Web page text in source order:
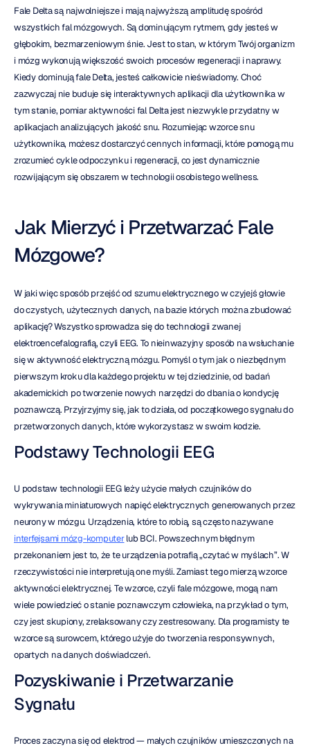
Fale Delta są najwolniejsze i mają najwyższą amplitudę spośród
wszystkich fal mózgowych. Są dominującym rytmem, gdy jesteś w
głębokim, bezmarzeniowym śnie. Jest to stan, w którym Twój organizm
i mózg wykonują większość swoich procesów regeneracji i naprawy.
Kiedy dominują fale Delta, jesteś całkowicie nieświadomy. Choć
zazwyczaj nie buduje się interaktywnych aplikacji dla użytkownika w
tym stanie, pomiar aktywności fal Delta jest niezwykle przydatny w
aplikacjach analizujących jakość snu. Rozumiejąc wzorce snu
użytkownika, możesz dostarczyć cennych informacji, które pomogą mu
zrozumieć cykle odpoczynku i regeneracji, co jest dynamicznie
rozwijającym się obszarem w technologii osobistego wellness.
Jak Mierzyć i Przetwarzać Fale
Mózgowe?
W jaki więc sposób przejść od szumu elektrycznego w czyjejś głowie
do czystych, użytecznych danych, na bazie których można zbudować
aplikację? Wszystko sprowadza się do technologii zwanej
elektroencefalografią, czyli EEG. To nieinwazyjny sposób na wsłuchanie
się w aktywność elektryczną mózgu. Pomyśl o tym jak o niezbędnym
pierwszym kroku dla każdego projektu w tej dziedzinie, od badań
akademickich po tworzenie nowych narzędzi do dbania o kondycję
poznawczą. Przyjrzyjmy się, jak to działa, od początkowego sygnału do
przetworzonych danych, które wykorzystasz w swoim kodzie.
Podstawy Technologii EEG
U podstaw technologii EEG leży użycie małych czujników do
wykrywania miniaturowych napięć elektrycznych generowanych przez
neurony w mózgu. Urządzenia, które to robią, są często nazywane
interfejsami mózg-komputer lub BCI. Powszechnym błędnym
przekonaniem jest to, że te urządzenia potrafią „czytać w myślach”. W
rzeczywistości nie interpretują one myśli. Zamiast tego mierzą wzorce
aktywności elektrycznej. Te wzorce, czyli fale mózgowe, mogą nam
wiele powiedzieć o stanie poznawczym człowieka, na przykład o tym,
czy jest skupiony, zrelaksowany czy zestresowany. Dla programisty te
wzorce są surowcem, którego użyje do tworzenia responsywnych,
opartych na danych doświadczeń.
Pozyskiwanie i Przetwarzanie
Sygnału
Proces zaczyna się od elektrod — małych czujników umieszczonych na